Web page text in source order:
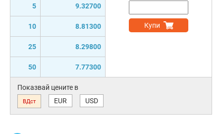
5 9.32700
10 8.81300
25 8.29800
50 7.77300
Купи
Показвай цените в
ВДст EUR USD